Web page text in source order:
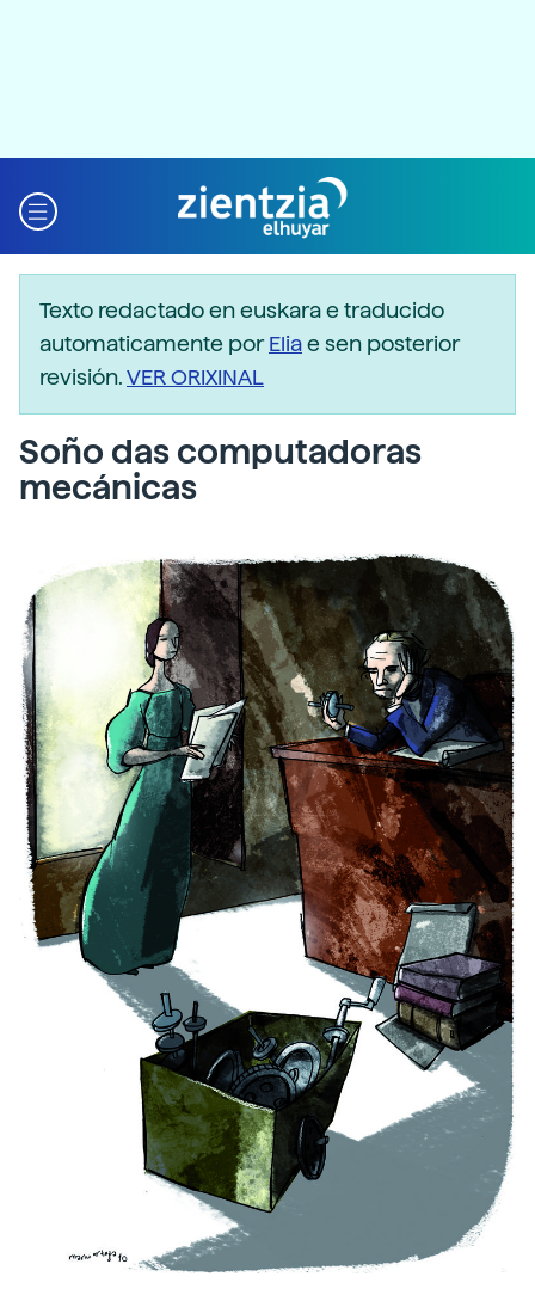
Texto redactado en euskara e traducido
automaticamente porEliae sen posterior
revisión.VER ORIXINAL
Soño das computadoras
mecánicas